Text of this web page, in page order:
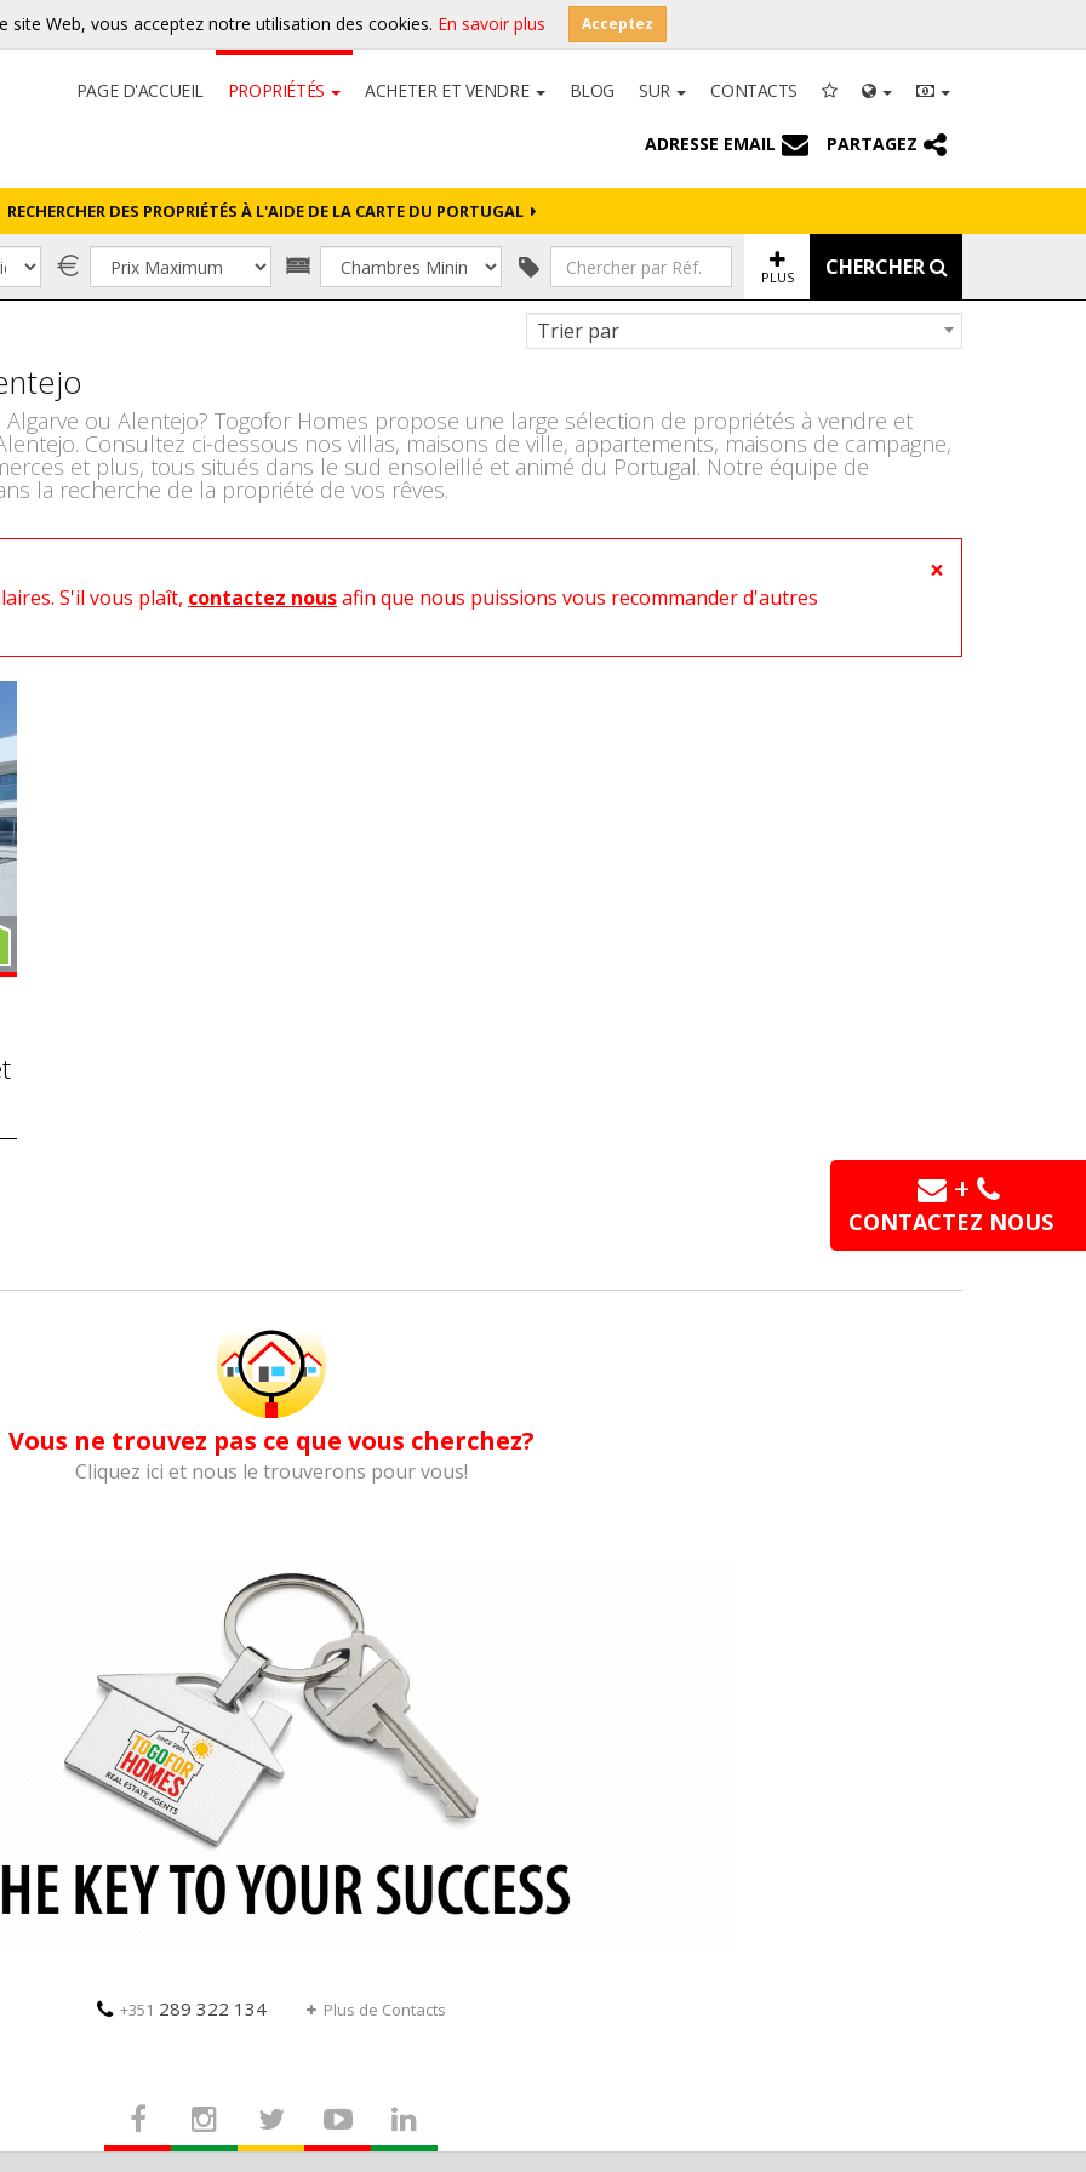
site Web, vous acceptez notre utilisation des cookies. En savoir plus Acceptez
PAGE D'ACCUEIL PROPRIÉTÉS ACHETER ET VENDRE BLOG SUR CONTACTS
ADRESSE EMAIL PARTAGEZ
RECHERCHER DES PROPRIÉTÉS À L'AIDE DE LA CARTE DU PORTUGAL
PLUS CHERCHER
Trier par
ou Alentejo? Togofor Homes propose une large sélection de propriétés à vendre et
Consultez ci-dessous nos villas, maisons de ville, appartements, maisons de campagne,
et plus, tous situés dans le sud ensoleillé et animé du Portugal. Notre équipe de
la recherche de la propriété de vos rêves.
×
S'il vous plaît, contactez nousafin que nous puissions vous recommander d'autres
Vous ne trouvez pas ce que vous cherchez?
Cliquez ici et nous le trouverons pour vous!
+351 289 322 134 Plus de Contacts
CONTACTEZ NOUS
+